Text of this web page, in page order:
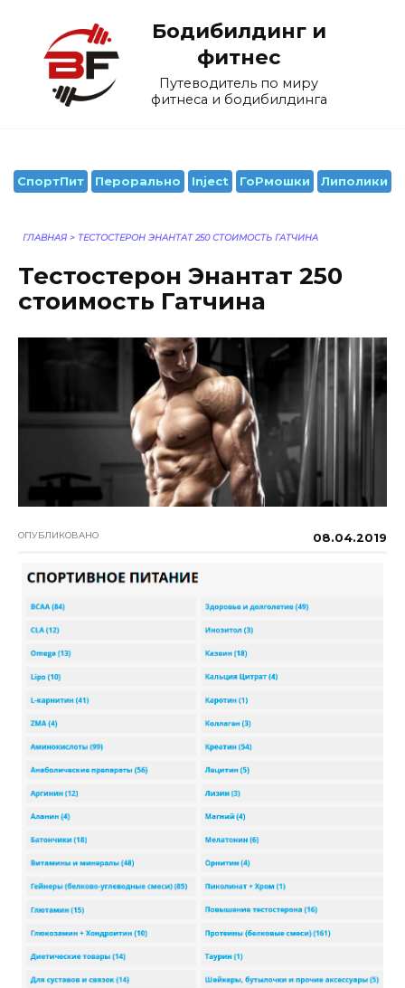
содержанию
Бодибилдинг и
фитнес
Путеводитель по миру
фитнеса и бодибилдинга
СпортПит Перорально Inject ГоРмошки Липолики
ГЛАВНАЯ > ТЕСТОСТЕРОН ЭНАНТАТ 250 СТОИМОСТЬ ГАТЧИНА
Тестостерон Энантат 250
стоимость Гатчина
ОПУБЛИКОВАНО 08.04.2019